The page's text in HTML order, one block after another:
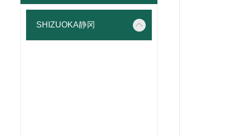
SHIZUOKA静冈